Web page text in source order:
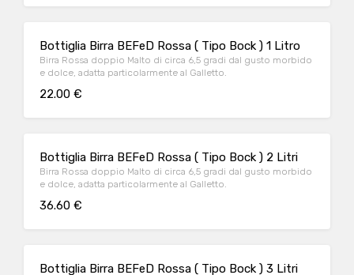
Bottiglia Birra BEFeD Rossa ( Tipo Bock ) 1 Litro
Birra Rossa doppio Malto di circa 6,5 gradi dal gusto morbido
e dolce, adatta particolarmente al Galletto.
22.00 €
Bottiglia Birra BEFeD Rossa ( Tipo Bock ) 2 Litri
Birra Rossa doppio Malto di circa 6,5 gradi dal gusto morbido
e dolce, adatta particolarmente al Galletto.
36.60 €
Bottiglia Birra BEFeD Rossa ( Tipo Bock ) 3 Litri